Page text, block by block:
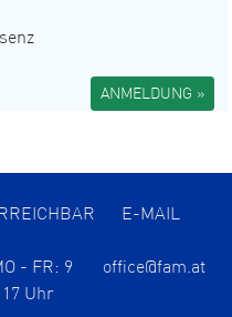
ANMELDUNG »
E-MAIL
- FR: 9
Uhr
office@fam.at